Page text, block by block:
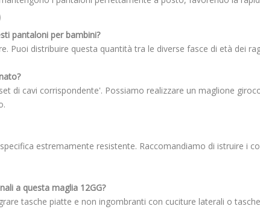
pantaloni per bambini?
Puoi distribuire questa quantità tra le diverse fasce di età dei
di cavi corrispondente'. Possiamo realizzare un maglione
estremamente resistente. Raccomandiamo di istruire i
a questa maglia 12GG?
tasche piatte e non ingombranti con cuciture laterali o